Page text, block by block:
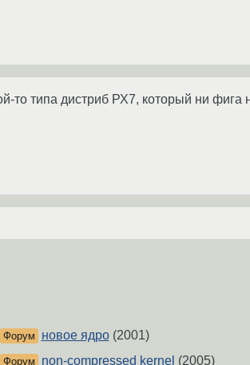
то типа дистриб РХ7, который ни фига
Форум новое ядро(2001)
Форум non-compressed kernel (2005)